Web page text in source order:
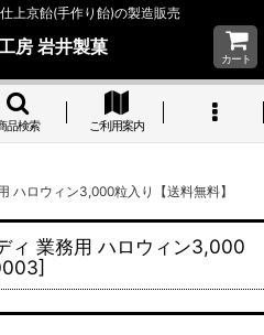
上京飴(手作り飴)の製造販売
房 岩井製菓
カート
品検索 ご利用案内
ハロウィン3,000粒入り【送料無料】
ィ 業務用 ハロウィン3,000
]